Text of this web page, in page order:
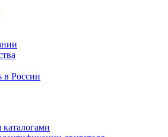
в России
каталогами